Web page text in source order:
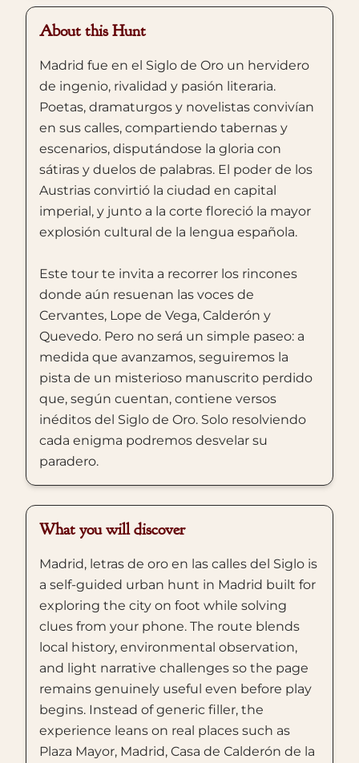
About this Hunt
Madrid fue en el Siglo de Oro un hervidero
de ingenio, rivalidad y pasión literaria.
Poetas, dramaturgos y novelistas convivían
en sus calles, compartiendo tabernas y
escenarios, disputándose la gloria con
sátiras y duelos de palabras. El poder de los
Austrias convirtió la ciudad en capital
imperial, y junto a la corte floreció la mayor
explosión cultural de la lengua española.
Este tour te invita a recorrer los rincones
donde aún resuenan las voces de
Cervantes, Lope de Vega, Calderón y
Quevedo. Pero no será un simple paseo: a
medida que avanzamos, seguiremos la
pista de un misterioso manuscrito perdido
que, según cuentan, contiene versos
inéditos del Siglo de Oro. Solo resolviendo
cada enigma podremos desvelar su
paradero.
What you will discover
Madrid, letras de oro en las calles del Siglo is
a self-guided urban hunt in Madrid built for
exploring the city on foot while solving
clues from your phone. The route blends
local history, environmental observation,
and light narrative challenges so the page
remains genuinely useful even before play
begins. Instead of generic filler, the
experience leans on real places such as
Plaza Mayor, Madrid, Casa de Calderón de la